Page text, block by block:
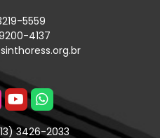
5559
4137
3426-2033